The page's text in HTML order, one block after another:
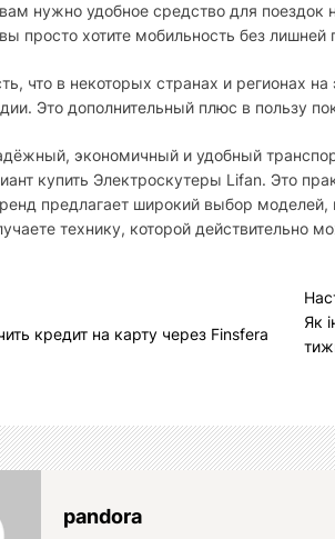
нужно удобное средство для поездок
просто хотите мобильность без лишней
что в некоторых странах и регионах
Это дополнительный плюс в пользу
экономичный и удобный
купить Электроскутеры Lifan. Это
предлагает широкий выбор
технику, которой действительно
кредит на карту через Finsfera
Як
pandora